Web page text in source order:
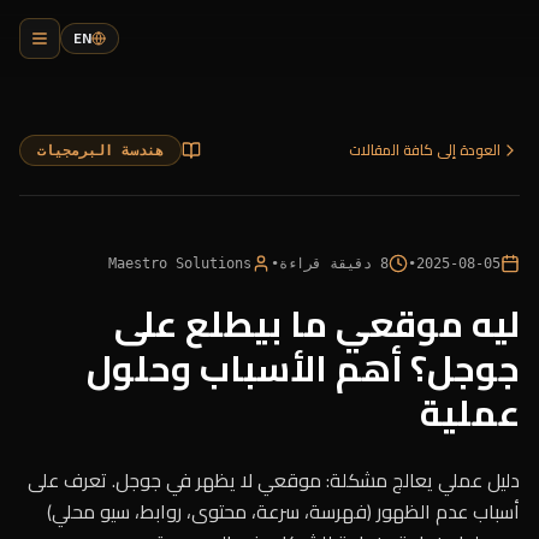
EN
العودة إلى كافة المقالات هندسة البرمجيات
2025-08-05
•
8 دقيقة قراءة•
Maestro Solutions
ليه موقعي ما بيطلع على
جوجل؟ أهم الأسباب وحلول
عملية
دليل عملي يعالج مشكلة: موقعي لا يظهر في جوجل. تعرف على
أسباب عدم الظهور (فهرسة، سرعة، محتوى، روابط، سيو محلي)